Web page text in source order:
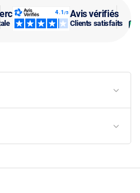
Avis vérifiés
Clients satisfaits